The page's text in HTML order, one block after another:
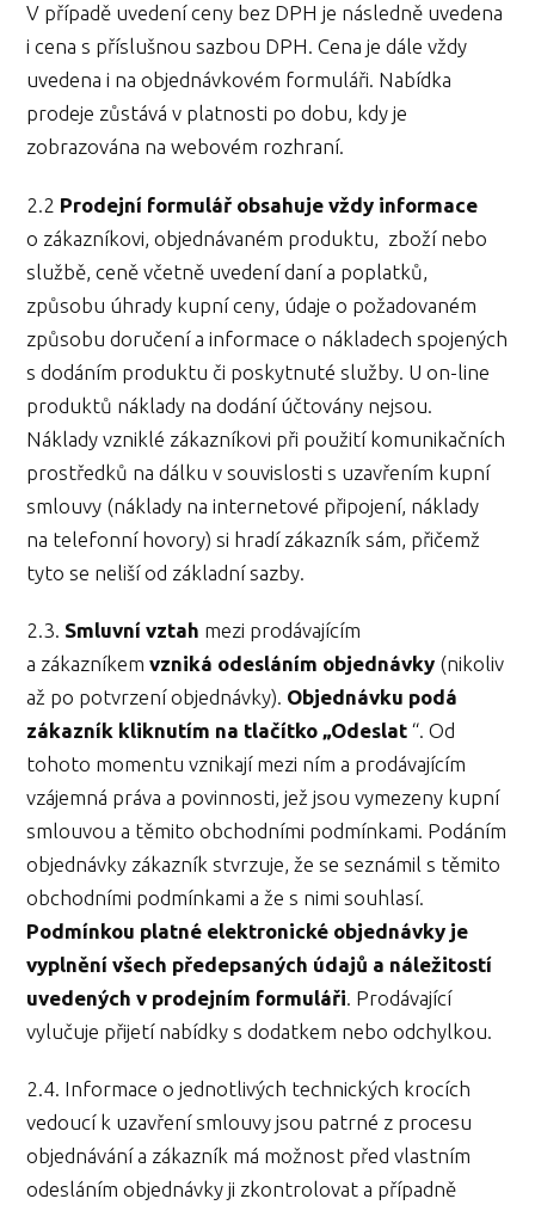
V případě uvedení ceny bez DPH je následně uvedena
i cena s příslušnou sazbou DPH. Cena je dále vždy
uvedena i na objednávkovém formuláři. Nabídka
prodeje zůstává v platnosti po dobu, kdy je
zobrazována na webovém rozhraní.
2.2 Prodejní formulář obsahuje vždy informace
o zákazníkovi, objednávaném produktu, zboží nebo
službě, ceně včetně uvedení daní a poplatků,
způsobu úhrady kupní ceny, údaje o požadovaném
způsobu doručení a informace o nákladech spojených
s dodáním produktu či poskytnuté služby. U on-line
produktů náklady na dodání účtovány nejsou.
Náklady vzniklé zákazníkovi při použití komunikačních
prostředků na dálku v souvislosti s uzavřením kupní
smlouvy (náklady na internetové připojení, náklady
na telefonní hovory) si hradí zákazník sám, přičemž
tyto se neliší od základní sazby.
2.3. Smluvní vztah mezi prodávajícím
a zákazníkemvzniká odesláním objednávky (nikoliv
až po potvrzení objednávky). Objednávku podá
zákazník kliknutím na tlačítko „Odeslat “. Od
tohoto momentu vznikají mezi ním a prodávajícím
vzájemná práva a povinnosti, jež jsou vymezeny kupní
smlouvou a těmito obchodními podmínkami. Podáním
objednávky zákazník stvrzuje, že se seznámil s těmito
obchodními podmínkami a že s nimi souhlasí.
Podmínkou platné elektronické objednávky je
vyplnění všech předepsaných údajů a náležitostí
uvedených v prodejním formuláři. Prodávající
vylučuje přijetí nabídky s dodatkem nebo odchylkou.
2.4. Informace o jednotlivých technických krocích
vedoucí k uzavření smlouvy jsou patrné z procesu
objednávání a zákazník má možnost před vlastním
odesláním objednávky ji zkontrolovat a případně